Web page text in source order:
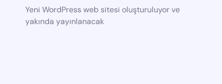
Yeni WordPress web sitesi oluşturuluyor ve
yakında yayınlanacak